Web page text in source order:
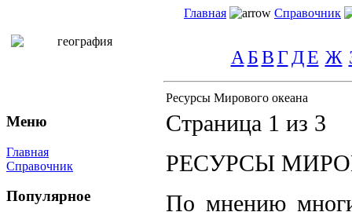
Главная Справочник
Меню
Главная
Справочник
Популярное
А БВГ ДЕ Ж
Ресурсы Мирового океана
Страница 1 из 3
РЕСУРСЫ
По мнению